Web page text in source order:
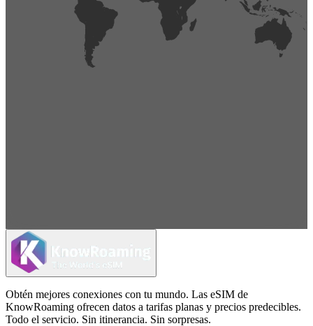
Ir a la página de inicio
Obtener soporte técnico
Obtén mejores conexiones con tu mundo. Las eSIM de
KnowRoaming ofrecen datos a tarifas planas y precios predecibles.
Todo el servicio. Sin itinerancia. Sin sorpresas.